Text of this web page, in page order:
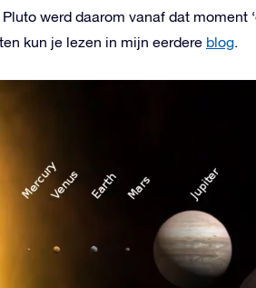
werd daarom vanaf dat moment
kun je lezen in mijn eerdere blog.